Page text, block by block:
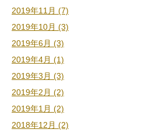
2019年11月 (7)
2019年10月 (3)
2019年6月 (3)
2019年4月 (1)
2019年3月 (3)
2019年2月 (2)
2019年1月 (2)
2018年12月 (2)